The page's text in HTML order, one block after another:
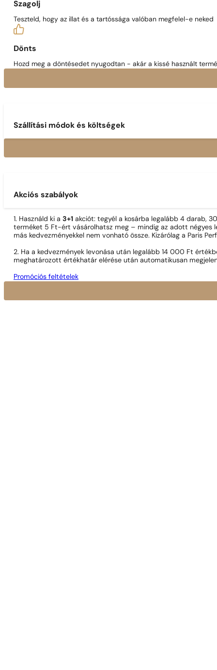
Szagolj
Teszteld, hogy az illat és a tartóssága valóban megfelel-e neked
Dönts
Hozd meg a döntésedet nyugodtan - akár a kissé használt
Szállítási módok és költségek
Akciós szabályok
1. Használd ki a 3+1 akciót: tegyél a kosárba legalább 4 darab,
terméket 5 Ft-ért vásárolhatsz meg – mindig az adott négyes
más kedvezményekkel nem vonható össze. Kizárólag a Paris
2. Ha a kedvezmények levonása után legalább 14 000 Ft
meghatározott értékhatár elérése után automatikusan
Promóciós feltételek